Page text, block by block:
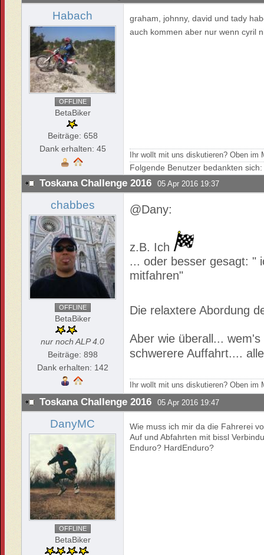
Habach
OFFLINE
BetaBiker
Beiträge: 658
Dank erhalten: 45
graham, johnny, david und tady
auch kommen aber nur wenn cyril
Ihr wollt mit uns diskutieren? Oben
Folgende Benutzer bedankten
Toskana Challenge 2016 05 Apr 2016 19:37
chabbes
OFFLINE
BetaBiker
nur noch ALP 4.0
Beiträge: 898
Dank erhalten: 142
@Dany:
z.B. Ich
... oder besser gesagt: "
mitfahren"
Die relaxtere Abordung
Aber wie überall...
schwerere Auffahrt....
Ihr wollt mit uns diskutieren? Oben
Toskana Challenge 2016 05 Apr 2016 19:47
DanyMC
OFFLINE
BetaBiker
Wie muss ich mir da die Fahrerei
Auf und Abfahrten mit bissl
Enduro? HardEnduro?